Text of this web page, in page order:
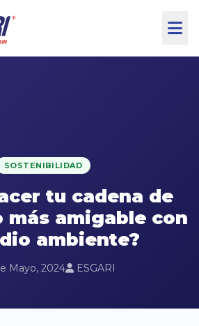
SOSTENIBILIDAD
tu cadena de
más amigable con
ambiente?
Mayo, 2024 ESGARI